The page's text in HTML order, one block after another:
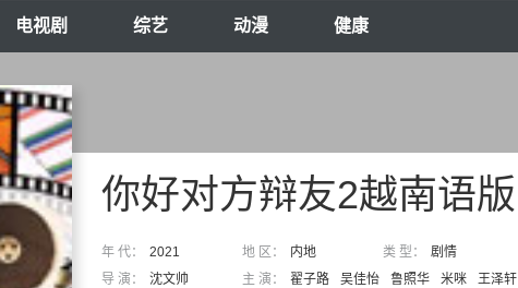
电视剧 综艺 动漫 健康
你好对方辩友2越南语版
年 代： 2021 地 区： 内地 类 型：
剧情
导 演：
沈文帅 主 演： 翟子路 吴佳怡 鲁照华 米咪 王泽轩